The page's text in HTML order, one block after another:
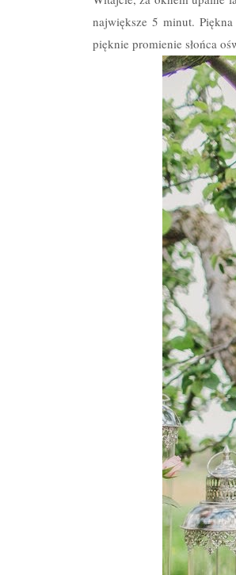
największe 5 minut.
pięknie promienie słońca